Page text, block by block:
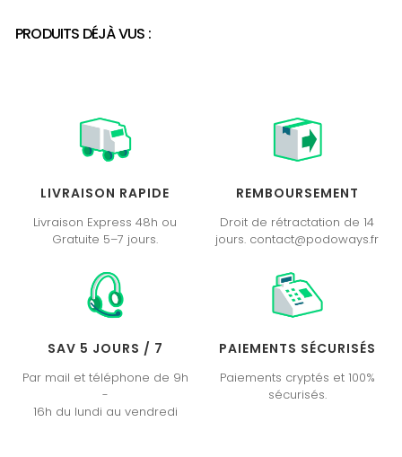
PRODUITS DÉJÀ VUS :
LIVRAISON RAPIDE
Livraison Express 48h ou
Gratuite 5–7 jours.
REMBOURSEMENT
Droit de rétractation de 14
jours. contact@podoways.fr
SAV 5 JOURS / 7
Par mail et téléphone de 9h
-
16h du lundi au vendredi
PAIEMENTS SÉCURISÉS
Paiements cryptés et 100%
sécurisés.